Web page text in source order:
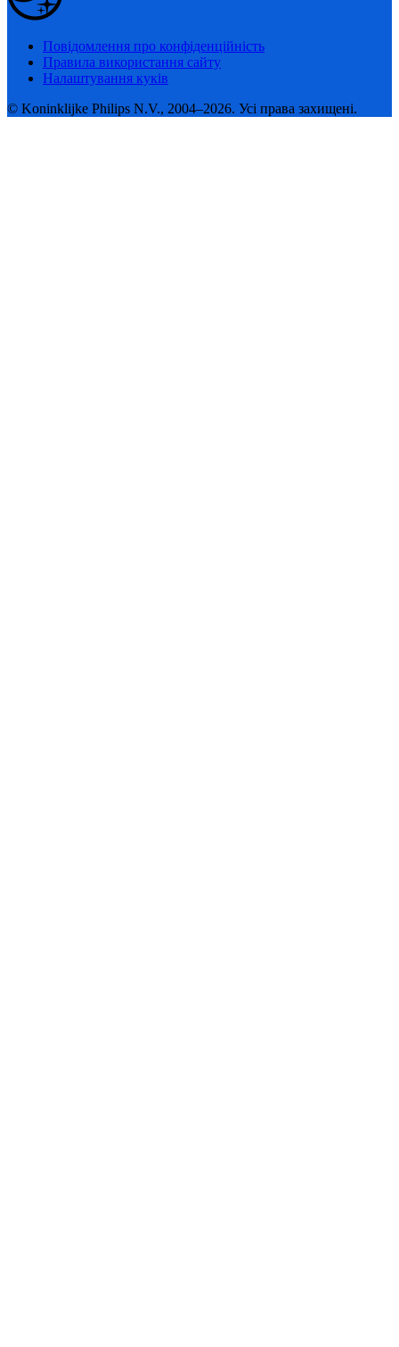
Повідомлення про конфіденційність
Правила використання сайту
Налаштування куків
© Koninklijke Philips N.V., 2004–2026. Усі права захищені.